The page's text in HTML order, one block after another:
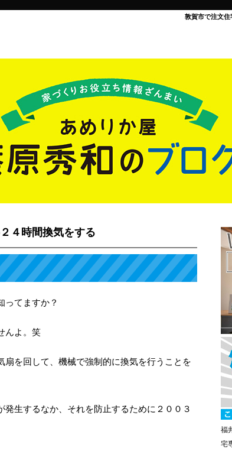
敦賀市で注文
４時間換気をする
ってますか？
んよ。笑
扇を回して、機械で強制的に換気を行うことを
生するなか、それを防止するために２００３
福
宅